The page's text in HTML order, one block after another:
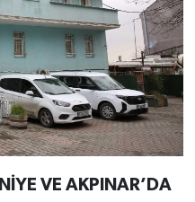
VE AKPINAR’DA